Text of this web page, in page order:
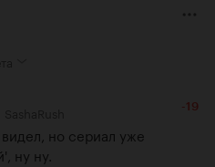
-19
но сериал уже
ну ну.